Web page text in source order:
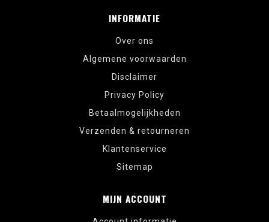
INFORMATIE
Over ons
Algemene voorwaarden
Disclaimer
Privacy Policy
Betaalmogelijkheden
Verzenden & retourneren
Klantenservice
Sitemap
MIJN ACCOUNT